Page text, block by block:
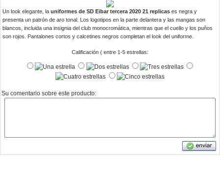
Un look elegante, launiformes de SD Eibar tercera 2020 21 replicas es negra y
presenta un patrón de aro tonal. Los logotipos en la parte delantera y las mangas son
blancos, incluida una insignia del club monocromática, mientras que el cuello y los puños
son rojos. Pantalones cortos y calcetines negros completan el look del uniforme.
Calificación ( entre 1-5 estrellas:
Su comentario sobre este producto: